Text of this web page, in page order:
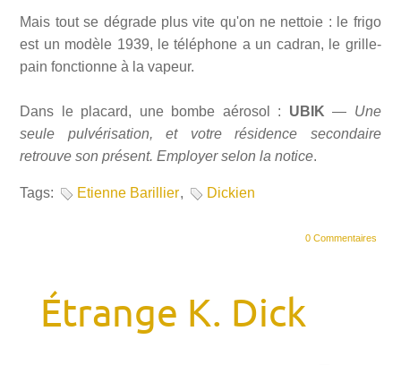
Rechercher
Mais tout se dégrade plus vite qu'on ne nettoie : le frigo
est un modèle 1939, le téléphone a un cadran, le grille-
pain fonctionne à la vapeur.
Dans le placard, une bombe aérosol : UBIK — Une
seule pulvérisation, et votre résidence secondaire
retrouve son présent. Employer selon la notice.
Tags: Etienne Barillier, Dickien
0 Commentaires
Étrange K. Dick